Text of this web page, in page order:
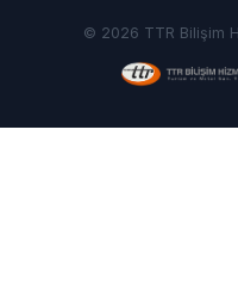
© 2026 TTR Bilişim